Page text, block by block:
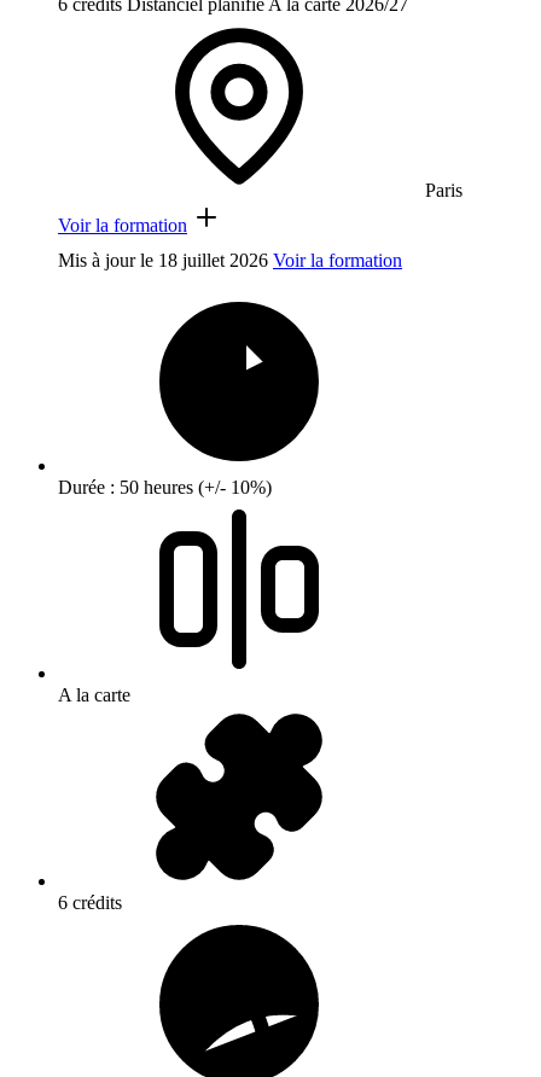
6 crédits Distanciel planifiéA la carte 2026/27
Paris
Voir la formation
Mis à jour le 18 juillet 2026 Voir la formation
Durée : 50 heures (+/- 10%)
A la carte
6 crédits